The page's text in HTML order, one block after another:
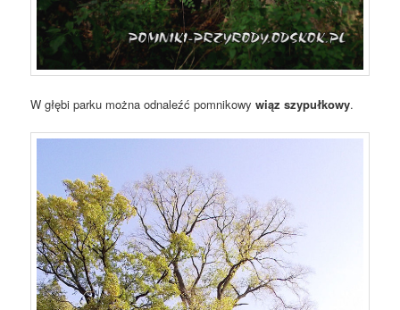
W głębi parku można odnaleźć pomnikowywiąz szypułkowy.